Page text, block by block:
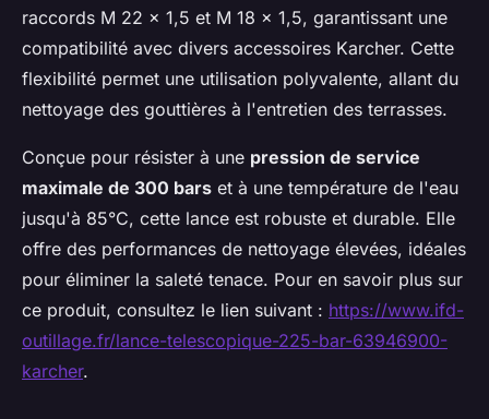
raccords M 22 × 1,5 et M 18 × 1,5, garantissant une
compatibilité avec divers accessoires Karcher. Cette
flexibilité permet une utilisation polyvalente, allant du
nettoyage des gouttières à l'entretien des terrasses.
Conçue pour résister à une pression de service
maximale de 300 bars et à une température de l'eau
jusqu'à 85°C, cette lance est robuste et durable. Elle
offre des performances de nettoyage élevées, idéales
pour éliminer la saleté tenace. Pour en savoir plus sur
ce produit, consultez le lien suivant : https://www.ifd-
outillage.fr/lance-telescopique-225-bar-63946900-
karcher.